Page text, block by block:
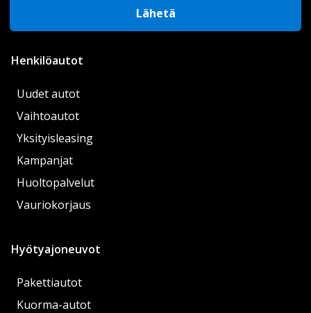
Lähetä
Henkilöautot
Uudet autot
Vaihtoautot
Yksityisleasing
Kampanjat
Huoltopalvelut
Vauriokorjaus
Hyötyajoneuvot
Pakettiautot
Kuorma-autot